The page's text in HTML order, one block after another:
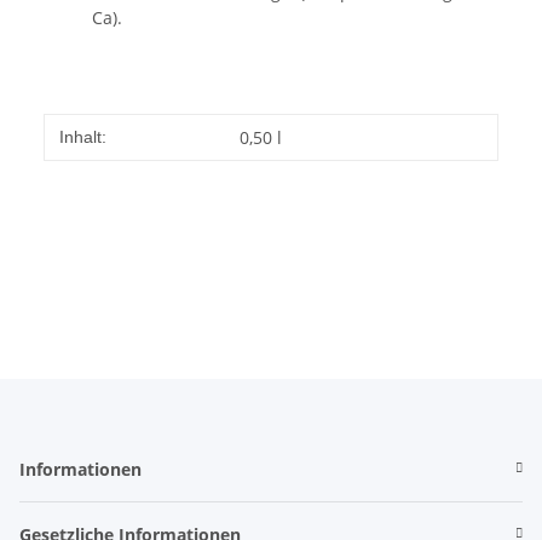
Ca).
Inhalt: 0,50 l
Informationen
Gesetzliche Informationen